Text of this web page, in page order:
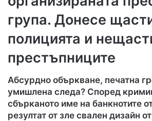
група. Донесе
полицията и
престъпниците
Абсурдно объркване, печатна
умишлена следа? Според
сбърканото име на банкнотите
резултат от зле свален дизайн